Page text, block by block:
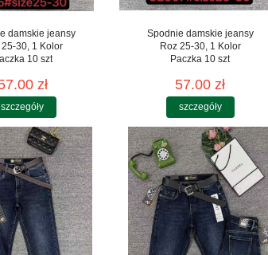
damskie jeansy
25-30, 1 Kolor
10 szt
zł
szczegóły
Spodnie damskie jeansy
Roz 25-30, 1 Kolor
Paczka 10 szt
57.00 zł
szczegóły